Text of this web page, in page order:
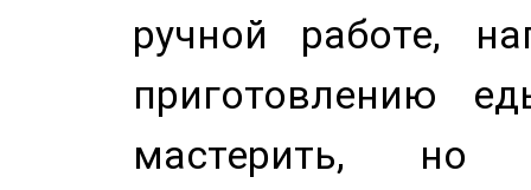
ручной работе,
приготовлению
мастерить, но